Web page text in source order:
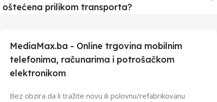
oštećena prilikom transporta?
MediaMax.ba - Online trgovina mobilnim
telefonima, računarima i potrošačkom
elektronikom
Bez obzira da li tražite novu ili polovnu/refabrikovanu